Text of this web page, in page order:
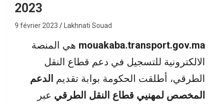
2023
9 février 2023 Lakhnati Souad
mouakaba.transport.gov.ma هي المنصة
الالكترونية للتسجيل في دعم قطاع النقل
الطرقي، أطلقت الحكومة بوابة تقديم الدعم
المخصص لمهنيي قطاع النقل الطرقي عبر